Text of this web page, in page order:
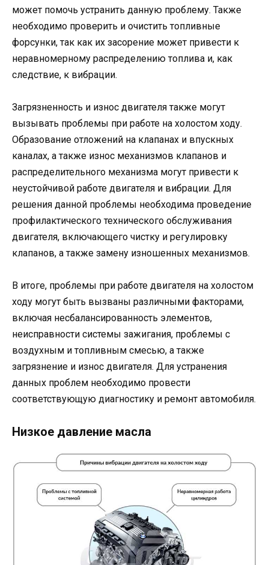
может помочь устранить данную проблему. Также
необходимо проверить и очистить топливные
форсунки, так как их засорение может привести к
неравномерному распределению топлива и, как
следствие, к вибрации.
Загрязненность и износ двигателя также могут
вызывать проблемы при работе на холостом ходу.
Образование отложений на клапанах и впускных
каналах, а также износ механизмов клапанов и
распределительного механизма могут привести к
неустойчивой работе двигателя и вибрации. Для
решения данной проблемы необходима проведение
профилактического технического обслуживания
двигателя, включающего чистку и регулировку
клапанов, а также замену изношенных механизмов.
В итоге, проблемы при работе двигателя на холостом
ходу могут быть вызваны различными факторами,
включая несбалансированность элементов,
неисправности системы зажигания, проблемы с
воздухным и топливным смесью, а также
загрязнение и износ двигателя. Для устранения
данных проблем необходимо провести
соответствующую диагностику и ремонт автомобиля.
Низкое давление масла